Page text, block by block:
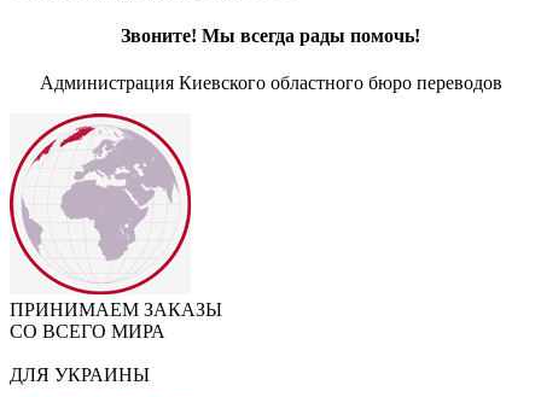
Звоните! Мы всегда рады помочь!
Администрация Киевского областного бюро переводов
ПРИНИМАЕМ ЗАКАЗЫ
СО ВСЕГО МИРА
ДЛЯ УКРАИНЫ